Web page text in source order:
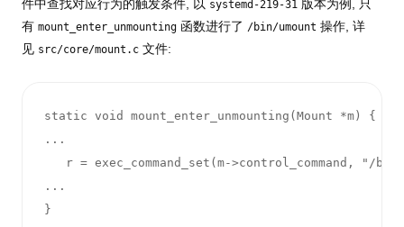
件中查找对应行为的触发条件, 以 systemd-219-31 版本为例, 只
有 mount_enter_unmounting 函数进行了 /bin/umount 操作, 详
见 src/core/mount.c 文件:
static void mount_enter_unmounting(Mount *m) {
...
r = exec_command_set(m->control_command, "/
...
}